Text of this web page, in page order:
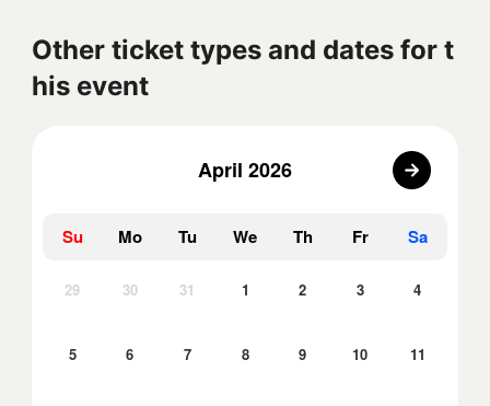
Other ticket types and dates for t
his event
April 2026
Su Mo Tu We Th Fr Sa
29 30 31 1 2 3 4
5 6 7 8 9 10 11